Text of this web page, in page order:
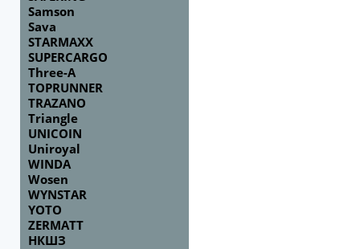
Samson
Sava
STARMAXX
SUPERCARGO
Three-A
TOPRUNNER
TRAZANO
Triangle
UNICOIN
Uniroyal
WINDA
Wosen
WYNSTAR
YOTO
ZERMATT
НКШЗ